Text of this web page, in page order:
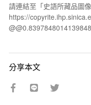
請連結至「史語所藏品圖
https://
@@0.8397848014139848
分享本文